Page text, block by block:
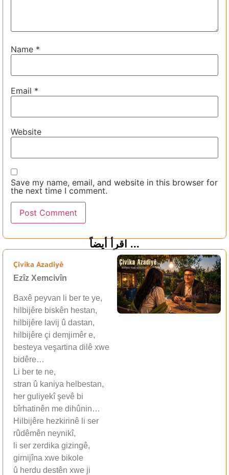
Name *
Email *
Website
Save my name, email, and website in this browser for
the next time I comment.
اقرأ أيضاً ...
Çivîka Azadiyê
Ezîz Xemcivîn
Baxê peyvan li ber te ye,
hilbijêre biskên hestan,
hilbijêre lavij û dastan,
hilbijêre çi demjimêr e,
besteya veşartina dilê xwe
bidêre…
Li ber te ne,
stran û kaniya helbestan,
her guliyekî şevê bi
bîrhatinên me dihûnin…
Hilbijêre hezkirinê li ser
rûdêmên neynikî,
li ser zerdika gizingê,
girnijîna xwe bikole
û herdu destên xwe ji